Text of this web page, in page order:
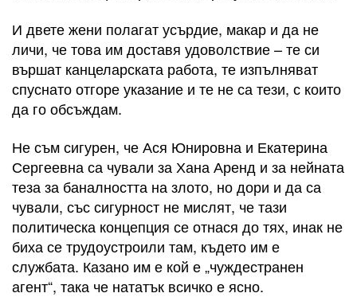
И двете жени полагат усърдие, макар и да не
личи, че това им доставя удоволствие – те си
вършат канцеларската работа, те изпълняват
спуснато отгоре указание и те не са тези, с които
да го обсъждам.
Не съм сигурен, че Ася Юнировна и Екатерина
Сергеевна са чували за Хана Аренд и за нейната
теза за баналността на злото, но дори и да са
чували, със сигурност не мислят, че тази
политическа концепция се отнася до тях, инак не
биха се трудоустроили там, където им е
службата. Казано им е кой е „чуждестранен
агент“, така че нататък всичко е ясно.